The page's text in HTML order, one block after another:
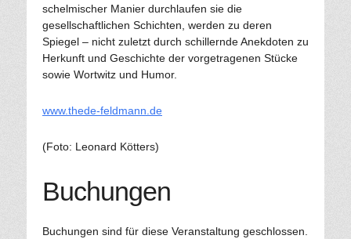
schelmischer Manier durchlaufen sie die
gesellschaftlichen Schichten, werden zu deren
Spiegel – nicht zuletzt durch schillernde Anekdoten zu
Herkunft und Geschichte der vorgetragenen Stücke
sowie Wortwitz und Humor.
www.thede-feldmann.de
(Foto: Leonard Kötters)
Buchungen
Buchungen sind für diese Veranstaltung geschlossen.